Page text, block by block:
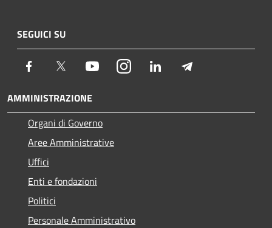
SEGUICI SU
Facebook Twitter YoutubeInstagram LinkedIn
AMMINISTRAZIONE
Organi di Governo
Aree Amministrative
Uffici
Enti e fondazioni
Politici
Personale Amministrativo